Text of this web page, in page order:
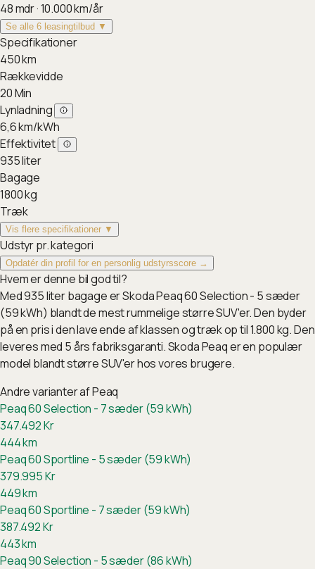
48mdr ·10.000km/år
Se alle 6 leasingtilbud ▼
Specifikationer
450km
Rækkevidde
20Min
Lynladning
6,6km/kWh
Effektivitet
935liter
Bagage
1800kg
Træk
Vis flere specifikationer ▼
Udstyr pr. kategori
Opdatér din profil for en personlig udstyrsscore →
Hvem er denne bil god til?
Med 935 liter bagage er Skoda Peaq 60 Selection - 5 sæder
(59 kWh) blandt de mest rummelige større SUV'er. Den byder
på en pris i den lave ende af klassen og træk op til 1.800 kg. Den
leveres med 5 års fabriksgaranti. Skoda Peaq er en populær
model blandt større SUV'er hos vores brugere.
Andre varianter afPeaq
Peaq 60 Selection - 7 sæder (59 kWh)
347.492Kr
444km
Peaq 60 Sportline - 5 sæder (59 kWh)
379.995Kr
449km
Peaq 60 Sportline - 7 sæder (59 kWh)
387.492Kr
443km
Peaq 90 Selection - 5 sæder (86 kWh)